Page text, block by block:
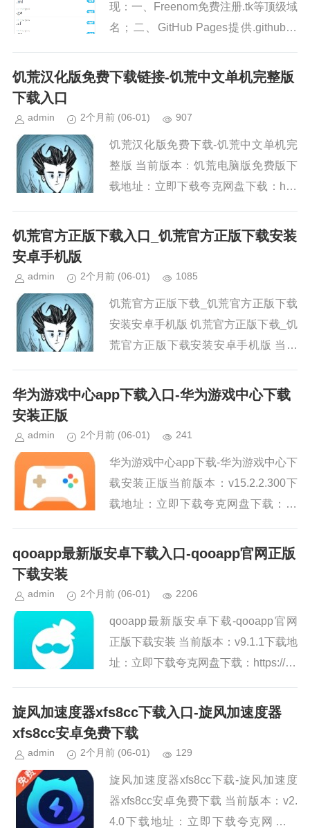
现：一、Freenom免费注册.tk等顶级域
名；二、GitHub Pages提供.github.io
绑定Freenom域名并自...
饥荒汉化版免费下载链接-饥荒中文单机完整版
下载入口
admin 2个月前 (06-01) 907
饥荒汉化版免费下载-饥荒中文单机完
整版 当前版本：饥荒电脑版免费版下
载地址：立即下载夸克网盘下载：http
饥荒官方正版下载入口_饥荒官方正版下载安装
安卓手机版
admin 2个月前 (06-01) 1085
饥荒官方正版下载_饥荒官方正版下载
安装安卓手机版 饥荒官方正版下载_饥
荒官方正版下载安装安卓手机版 当前
网盘下载：...
华为游戏中心app下载入口-华为游戏中心下载
安装正版
admin 2个月前 (06-01) 241
华为游戏中心app下载-华为游戏中心下
载安装正版当前版本：v15.2.2.300下
载地址：立即下载夸克网盘下载：htt
网盘下载：htt...
qooapp最新版安卓下载入口-qooapp官网正版
下载安装
admin 2个月前 (06-01) 2206
qooapp最新版安卓下载-qooapp官网
正版下载安装 当前版本：v9.1.1下载地
址：立即下载夸克网盘下载：https://pa
旋风加速度器xfs8cc下载入口-旋风加速度器
xfs8cc安卓免费下载
admin 2个月前 (06-01) 129
旋风加速度器xfs8cc下载-旋风加速度
器xfs8cc安卓免费下载 当前版本：v2.
4.0下载地址：立即下载夸克网盘下